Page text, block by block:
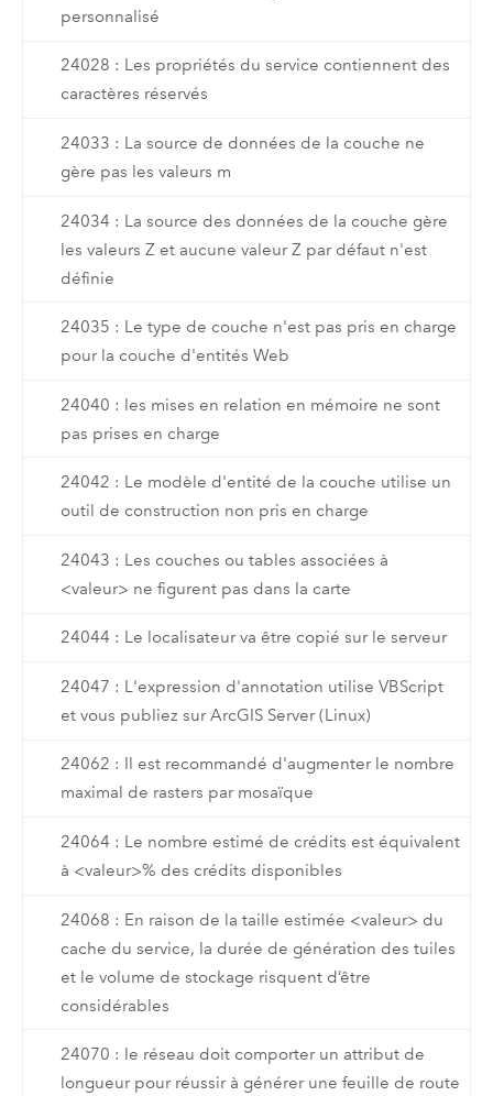
personnalisé
24028 : Les propriétés du service contiennent des
caractères réservés
24033 : La source de données de la couche ne
gère pas les valeurs m
24034 : La source des données de la couche gère
les valeurs Z et aucune valeur Z par défaut n'est
définie
24035 : Le type de couche n'est pas pris en charge
pour la couche d'entités Web
24040 : les mises en relation en mémoire ne sont
pas prises en charge
24042 : Le modèle d'entité de la couche utilise un
outil de construction non pris en charge
24043 : Les couches ou tables associées à
<valeur> ne figurent pas dans la carte
24044 : Le localisateur va être copié sur le serveur
24047 : L'expression d'annotation utilise VBScript
et vous publiez sur ArcGIS Server (Linux)
24062 : Il est recommandé d'augmenter le nombre
maximal de rasters par mosaïque
24064 : Le nombre estimé de crédits est équivalent
à <valeur>% des crédits disponibles
24068 : En raison de la taille estimée <valeur> du
cache du service, la durée de génération des tuiles
et le volume de stockage risquent d’être
considérables
24070 : le réseau doit comporter un attribut de
longueur pour réussir à générer une feuille de route